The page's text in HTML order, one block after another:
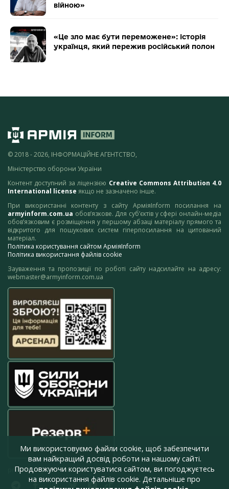
війною»
«Це зло має бути переможене»: історія
українця, який пережив російський полон
© 2018 - 2026, ІНФОРМАЦІЙНЕ АГЕНТСТВО,
Міністерство оборони України
Контент доступний за ліцензією Creative Commons Attribution 4.0
International license якщо не зазначено інше.
При використанні контенту з сайту АрміяInform посилання на
armyinform.com.ua обов’язкове. Для суб’єктів у сфері онлайн-медіа
обов’язковим є розміщення у першому абзаці матеріалу прямого та
відкритого для пошукових систем гіперпосилання на цитований
матеріал.
Політика користування сайтом АрміяInform
Політика використання файлів cookie
Зауваження та пропозиції по роботі сайту надсилайте на адресу:
webmaster@armyinform.com.ua
press@armyinform.com.ua
Ми використовуємо файли cookie, щоб забезпечити
вам найкращий досвід роботи на нашому сайті.
Продовжуючи користуватися сайтом, ви погоджуєтесь
на використання файлів cookie. Детальніше про